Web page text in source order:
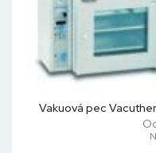
Vakuová pec